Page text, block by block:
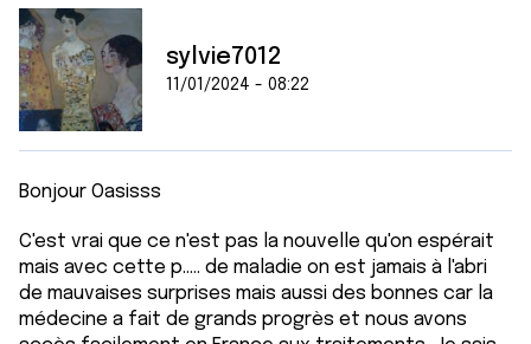
sylvie7012
11/01/2024 - 08:22
Bonjour Oasisss
C'est vrai que ce n'est pas la nouvelle qu'on espérait
mais avec cette p..... de maladie on est jamais à l'abri
de mauvaises surprises mais aussi des bonnes car la
médecine a fait de grands progrès et nous avons